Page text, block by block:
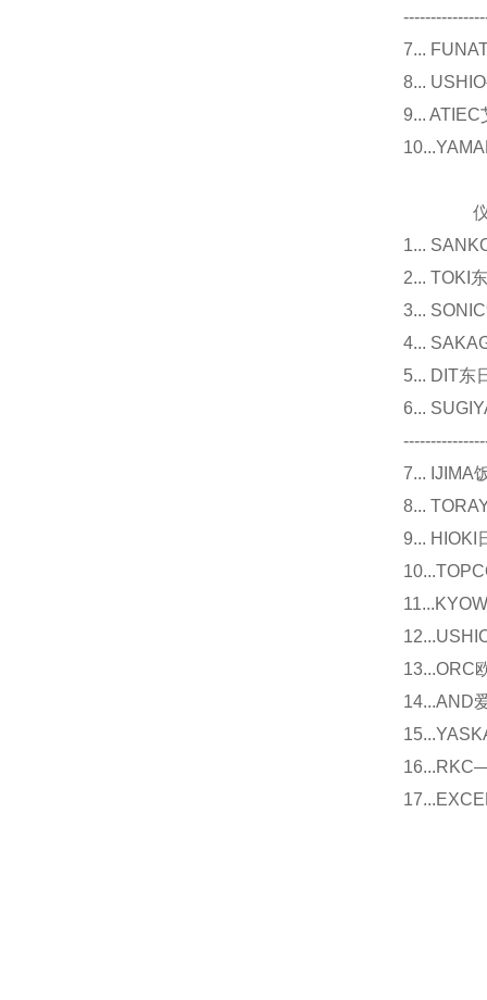
7...
8...
9...
仪器
1...
2... TOKI
3...
4...
5... DIT东
6...
7... IJIMA
8...
9... HIOKI
13...ORC
14...AND